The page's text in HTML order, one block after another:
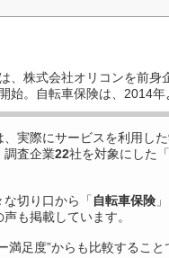
、株式会社オリコンを前
始。自転車保険は、2014年
実際にサービスを利用した
調査企業22社を対象にした「
切り口から「 自転車保険
も掲載しています。
満足度”からも比較すること